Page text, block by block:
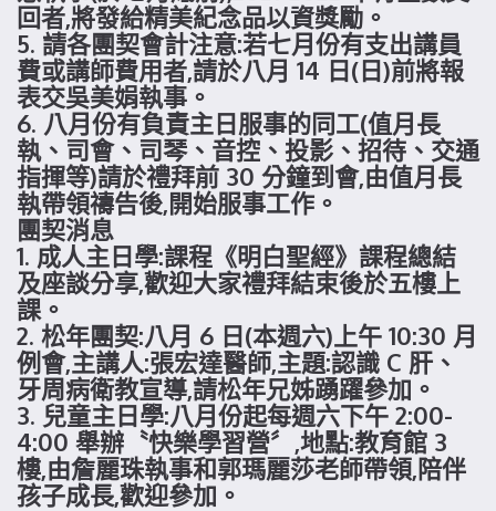
回者,將發給精美紀念品以資獎勵。
5. 請各團契會計注意:若七月份有支出講員
費或講師費用者,請於八月 14 日(日)前將報
表交吳美娟執事。
6. 八月份有負責主日服事的同工(值月長
執、司會、司琴、音控、投影、招待、交通
指揮等)請於禮拜前 30 分鐘到會,由值月長
執帶領禱告後,開始服事工作。
團契消息
1. 成人主日學:課程《明白聖經》課程總結
及座談分享,歡迎大家禮拜結束後於五樓上
課。
2. 松年團契:八月 6 日(本週六)上午 10:30 月
例會,主講人:張宏達醫師,主題:認識 C 肝、
牙周病衛教宣導,請松年兄姊踴躍參加。
3. 兒童主日學:八月份起每週六下午 2:00-
4:00 舉辦〝快樂學習營〞,地點:教育館 3
樓,由詹麗珠執事和郭瑪麗莎老師帶領,陪伴
孩子成長,歡迎參加。